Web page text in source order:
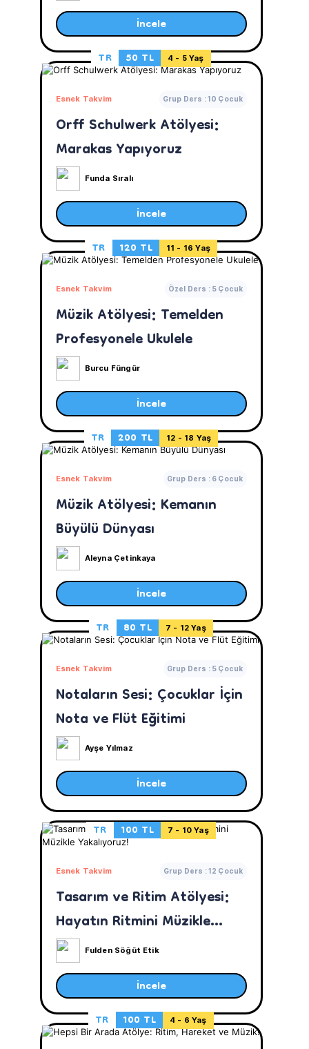
İncele
TR
50 TL 4 - 5 Yaş
Esnek Takvim Grup Ders : 10 Çocuk
Orff Schulwerk Atölyesi:
Marakas Yapıyoruz
Funda Sıralı
İncele
TR
120 TL 11 - 16 Yaş
Esnek Takvim Özel Ders : 5 Çocuk
Müzik Atölyesi: Temelden
Profesyonele Ukulele
Burcu Füngür
İncele
TR 200 TL 12 - 18 Yaş
Esnek Takvim Grup Ders : 6 Çocuk
Müzik Atölyesi: Kemanın
Büyülü Dünyası
Aleyna Çetinkaya
İncele
TR
80 TL 7 - 12 Yaş
Esnek Takvim Grup Ders : 5 Çocuk
Notaların Sesi: Çocuklar İçin
Nota ve Flüt Eğitimi
Ayşe Yılmaz
İncele
TR
100 TL 7 - 10 Yaş
Esnek Takvim Grup Ders : 12 Çocuk
Tasarım ve Ritim Atölyesi:
Hayatın Ritmini Müzikle
Yakalıyoruz!
Fulden Söğüt Etik
İncele
TR
100 TL 4 - 6 Yaş